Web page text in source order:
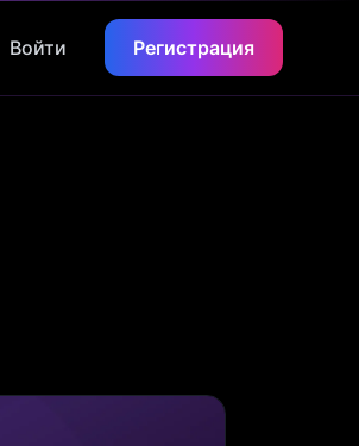
Войти Регистрация